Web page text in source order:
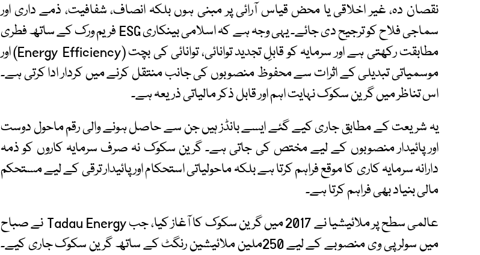
نقصان دہ، غیر اخلاقی یا محض قیاس آرائی پر مبنی ہوں بلکہ انصاف، شفافیت، ذمے داری اور
سماجی فلاح کو ترجیح دی جائے۔ یہی وجہ ہے کہ اسلامی بینکاری ESG فریم ورک کے ساتھ فطری
مطابقت رکھتی ہے اور سرمایہ کو قابلِ تجدید توانائی، توانائی کی بچت (Energy Efficiency) اور
موسمیاتی تبدیلی کے اثرات سے محفوظ منصوبوں کی جانب منتقل کرنے میں کردار ادا کرتی ہے۔
اس تناظر میں گرین سکوک نہایت اہم اور قابل ذکر مالیاتی ذریعہ ہے۔
یہ شریعت کے مطابق جاری کیے گئے ایسے بانڈز ہیں جن سے حاصل ہونے والی رقم ماحول دوست
اور پائیدار منصوبوں کے لیے مختص کی جاتی ہے۔ گرین سکوک نہ صرف سرمایہ کاروں کو ذمہ
دارانہ سرمایہ کاری کا موقع فراہم کرتا ہے بلکہ ماحولیاتی استحکام اور پائیدار ترقی کے لیے مستحکم
مالی بنیاد بھی فراہم کرتا ہے۔
عالمی سطح پر ملائیشیا نے 2017 میں گرین سکوک کا آغاز کیا، جب Tadau Energy نے صباح
میں سولر پی وی منصوبے کے لیے 250ملین ملائیشین رنگٹ کے ساتھ گرین سکوک جاری کیے۔